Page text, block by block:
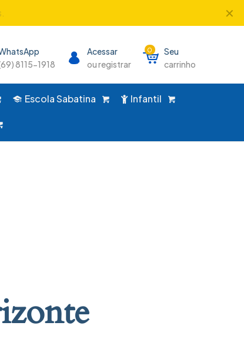
✕
8115-1918
Acessar
ou registrar
0
Seu
carrinho
Escola Sabatina Infantil